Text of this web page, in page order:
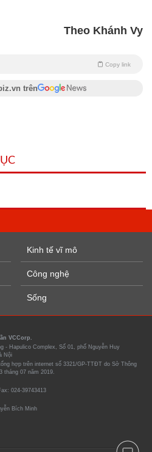
Theo Khánh Vy
Copy link
trên
Kinh tế vĩ mô
Công nghệ
Sống
VCCorp.
- Hapulico Complex, Số 01, phố Nguyễn Huy
Nội
hợp trên internet số 3321/GP-TTĐT do Sở Thông
tháng 07 năm 2019.
024-39743413
Bích Minh